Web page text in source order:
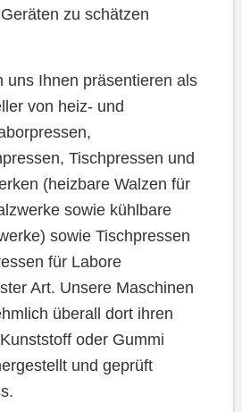
zu schätzen
uns Ihnen präsentieren als
von heiz- und
Tischpressen und
(heizbare Walzen für
sowie kühlbare
sowie Tischpressen
für Labore
Art. Unsere Maschinen
überall dort ihren
oder Gummi
und geprüft